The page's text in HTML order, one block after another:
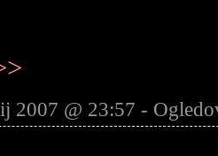
2007 @ 23:57 -